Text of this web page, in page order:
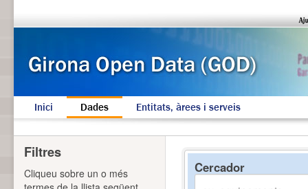
Inici Dades Entitats, àrees i serveis
Cercador
Filtres
Cliqueu sobre un o més